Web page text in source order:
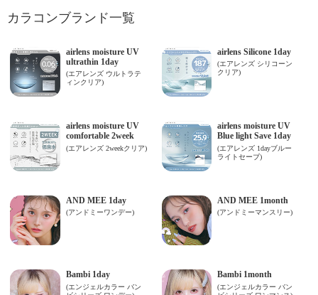
カラコンブランド一覧